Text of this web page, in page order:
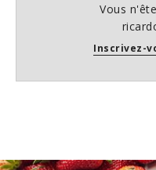
Vous
Inscrivez-